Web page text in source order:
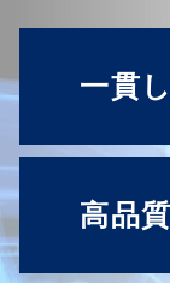
一貫
高品